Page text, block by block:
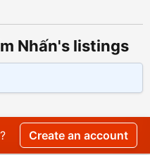
Nhấn's listings
Create an account